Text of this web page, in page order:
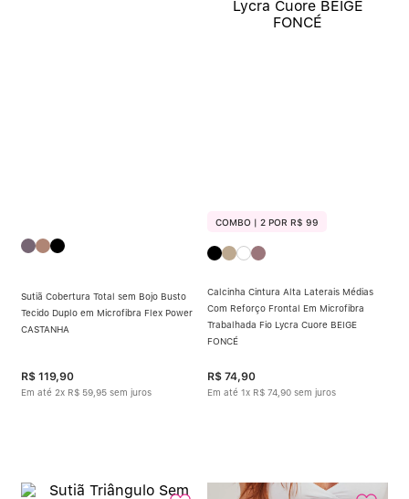
Sutiã Cobertura Total sem Bojo Busto
Tecido Duplo em Microfibra Flex Power
CASTANHA
R$ 119,90
Em até 2x R$ 59 95 sem juros
COMBO | 2 POR R$ 99
Calcinha Cintura Alta Laterais Médias
Com Reforço Frontal Em Microfibra
Trabalhada Fio Lycra Cuore BEIGE
FONCÉ
R$ 74,90
Em até 1x R$ 74 90 sem juros